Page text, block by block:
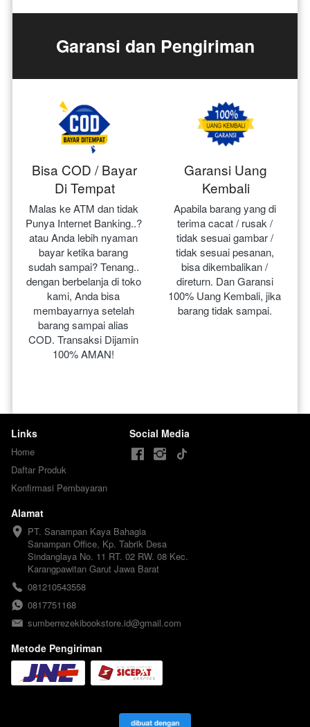
Garansi dan Pengiriman
Bisa COD / Bayar
Di Tempat
Malas ke ATM dan tidak
Punya Internet Banking..?
atau Anda lebih nyaman
bayar ketika barang
sudah sampai? Tenang..
dengan berbelanja di toko
kami, Anda bisa
membayarnya setelah
barang sampai alias
COD. Transaksi Dijamin
100% AMAN!
Garansi Uang
Kembali
Apabila barang yang di
terima cacat / rusak /
tidak sesuai gambar /
tidak sesuai pesanan,
bisa dikembalikan /
direturn. Dan Garansi
100% Uang Kembali, jika
barang tidak sampai.
Links
Home
Daftar Produk
Konfirmasi Pembayaran
Social Media
Alamat
PT. Sanampan Kaya Bahagia
Sanampan Office, Kp. Tabrik Desa
Sindanglaya No. 11 RT. 02 RW. 08 Kec.
Karangpawitan Garut Jawa Barat
081210543558
0817751168
sumberrezekibookstore.id@gmail.com
Metode Pengiriman